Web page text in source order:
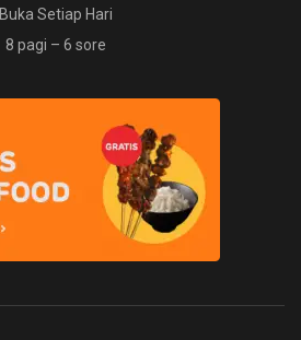
Buka Setiap Hari
8 pagi – 6 sore